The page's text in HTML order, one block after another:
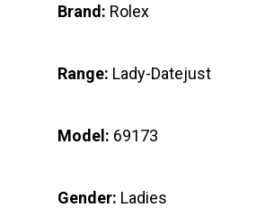
Brand: Rolex
Range: Lady-Datejust
Model: 69173
Gender: Ladies